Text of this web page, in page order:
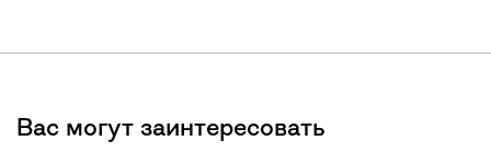
Вас могут заинтересовать